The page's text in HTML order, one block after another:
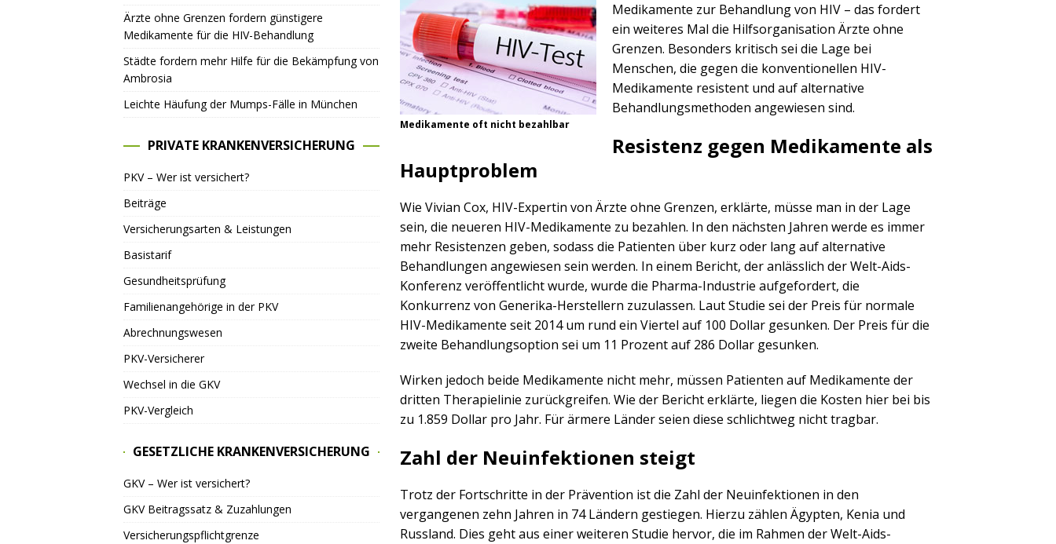
Medikamente oft nicht bezahlbar
Medikamente zur Behandlung von HIV – das fordert
ein weiteres Mal die Hilfsorganisation Ärzte ohne
Grenzen. Besonders kritisch sei die Lage bei
Menschen, die gegen die konventionellen HIV-
Medikamente resistent und auf alternative
Behandlungsmethoden angewiesen sind.
Resistenz gegen Medikamente als
Hauptproblem
Wie Vivian Cox, HIV-Expertin von Ärzte ohne Grenzen, erklärte, müsse man in der Lage
sein, die neueren HIV-Medikamente zu bezahlen. In den nächsten Jahren werde es immer
mehr Resistenzen geben, sodass die Patienten über kurz oder lang auf alternative
Behandlungen angewiesen sein werden. In einem Bericht, der anlässlich der Welt-Aids-
Konferenz veröffentlicht wurde, wurde die Pharma-Industrie aufgefordert, die
Konkurrenz von Generika-Herstellern zuzulassen. Laut Studie sei der Preis für normale
HIV-Medikamente seit 2014 um rund ein Viertel auf 100 Dollar gesunken. Der Preis für die
zweite Behandlungsoption sei um 11 Prozent auf 286 Dollar gesunken.
Wirken jedoch beide Medikamente nicht mehr, müssen Patienten auf Medikamente der
dritten Therapielinie zurückgreifen. Wie der Bericht erklärte, liegen die Kosten hier bei bis
zu 1.859 Dollar pro Jahr. Für ärmere Länder seien diese schlichtweg nicht tragbar.
Zahl der Neuinfektionen steigt
Trotz der Fortschritte in der Prävention ist die Zahl der Neuinfektionen in den
vergangenen zehn Jahren in 74 Ländern gestiegen. Hierzu zählen Ägypten, Kenia und
Russland. Dies geht aus einer weiteren Studie hervor, die im Rahmen der Welt-Aids-
Ärzte ohne Grenzen fordern günstigere
Medikamente für die HIV-Behandlung
Städte fordern mehr Hilfe für die Bekämpfung von
Ambrosia
Leichte Häufung der Mumps-Fälle in München
PRIVATE KRANKENVERSICHERUNG
PKV – Wer ist versichert?
Beiträge
Versicherungsarten & Leistungen
Basistarif
Gesundheitsprüfung
Familienangehörige in der PKV
Abrechnungswesen
PKV-Versicherer
Wechsel in die GKV
PKV-Vergleich
GESETZLICHE KRANKENVERSICHERUNG
GKV – Wer ist versichert?
GKV Beitragssatz & Zuzahlungen
Versicherungspflichtgrenze